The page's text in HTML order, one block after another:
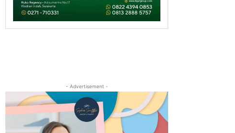
- Advertisement -